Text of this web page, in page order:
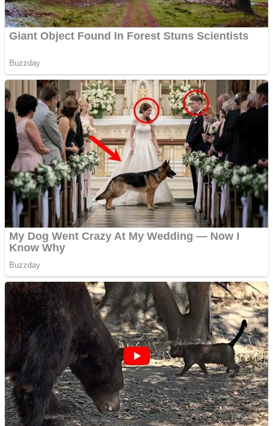
Vând domeniu+website
de publicitate de tip
Pastorul Liviu Radu a
trecut la Domnul
Anchetă incendiară la
Gherla, polițist acuzat de
Covid-19: 755 de cazuri
noi în România
Răcitor de apă CW5000
pentru freze cu laser fără
metale